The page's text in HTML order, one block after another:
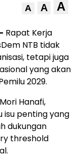
A A A
Rapat Kerja
NTB tidak
tetapi juga
yang akan
2029.
Hanafi,
isu penting yang
dukungan
threshold